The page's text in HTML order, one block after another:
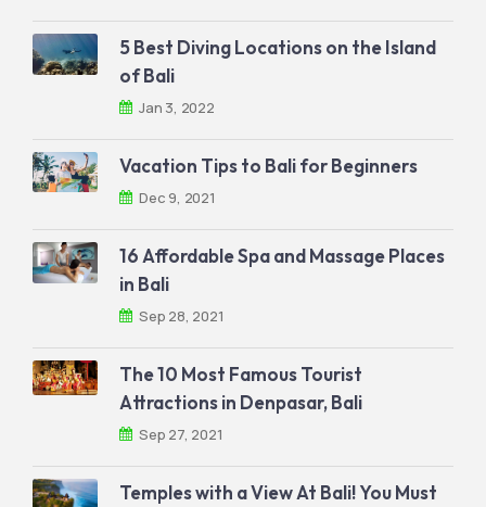
5 Best Diving Locations on the Island
of Bali
Jan 3, 2022
Vacation Tips to Bali for Beginners
Dec 9, 2021
16 Affordable Spa and Massage Places
in Bali
Sep 28, 2021
The 10 Most Famous Tourist
Attractions in Denpasar, Bali
Sep 27, 2021
Temples with a View At Bali! You Must